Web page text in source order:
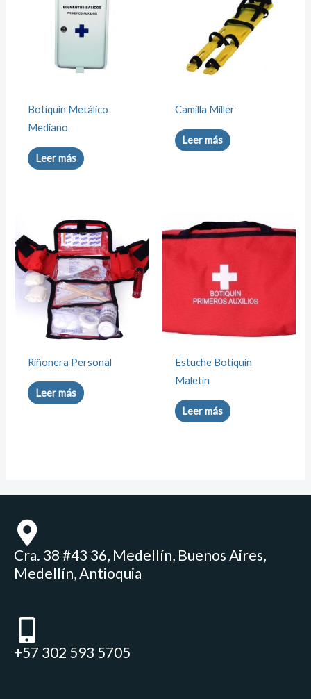
Botiquín Metálico
Mediano
Leer más
Camilla Miller
Leer más
Riñonera Personal
Leer más
Estuche Botiquín
Maletín
Leer más
Cra. 38 #43 36, Medellín, Buenos Aires,
Medellín, Antioquia
+57 302 593 5705